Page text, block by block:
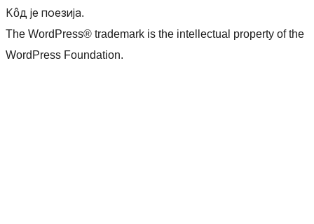
Кôд је поезија.
The WordPress® trademark is the intellectual property of the
WordPress Foundation.